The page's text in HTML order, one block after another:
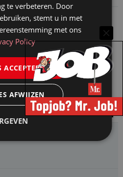
vacatures
te verbeteren. Door
stemt u in met
met ons
Policy
ACCEPTEREN
AFWIJZEN